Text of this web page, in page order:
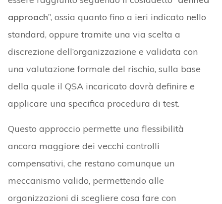
approach”, ossia quanto fino a ieri indicato nello
standard, oppure tramite una via scelta a
discrezione dell’organizzazione e validata con
una valutazione formale del rischio, sulla base
della quale il QSA incaricato dovrà definire e
applicare una specifica procedura di test.
Questo approccio permette una flessibilità
ancora maggiore dei vecchi controlli
compensativi, che restano comunque un
meccanismo valido, permettendo alle
organizzazioni di scegliere cosa fare con